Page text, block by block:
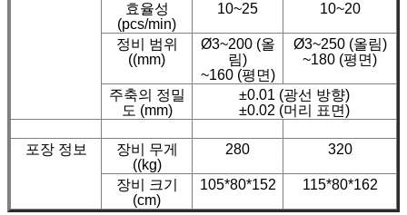
효율성
(pcs/min)
10~25 10~20
정비 범위
((mm)
Ø3~200 (올
림)
~160 (평면)
Ø3~250 (올림)
~180 (평면)
주축의 정밀
도 (mm)
±0.01 (광선 방향)
±0.02 (머리 표면)
포장 정보
장비 무게
((kg)
280 320
장비 크기
(cm)
105*80*152 115*80*162